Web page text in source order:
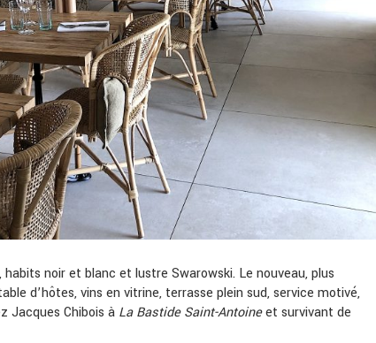
noir et blanc et lustre Swarowski. Le nouveau, plus
d’hôtes, vins en vitrine, terrasse plein sud, service motivé,
Jacques Chibois à La Bastide Saint-Antoineet survivant de